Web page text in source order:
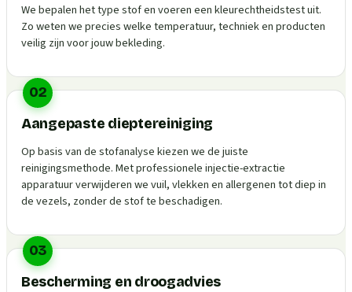
We bepalen het type stof en voeren een kleurechtheidstest uit.
Zo weten we precies welke temperatuur, techniek en producten
veilig zijn voor jouw bekleding.
02
Aangepaste dieptereiniging
Op basis van de stofanalyse kiezen we de juiste
reinigingsmethode. Met professionele injectie-extractie
apparatuur verwijderen we vuil, vlekken en allergenen tot diep in
de vezels, zonder de stof te beschadigen.
03
Bescherming en droogadvies